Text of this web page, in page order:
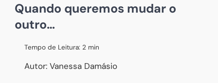
Quando queremos mudar o
outro…
Tempo de Leitura: 2 min
Autor: Vanessa Damásio